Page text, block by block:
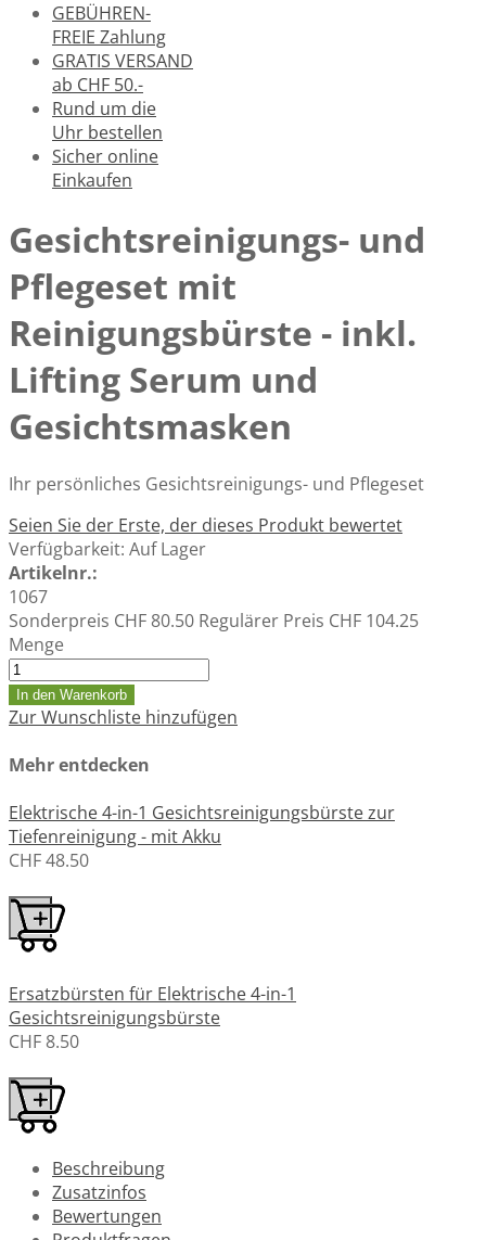
GEBÜHREN-
FREIE Zahlung
GRATIS VERSAND
ab CHF 50.-
Rund um die
Uhr bestellen
Sicher online
Einkaufen
Gesichtsreinigungs- und
Pflegeset mit
Reinigungsbürste - inkl.
Lifting Serum und
Gesichtsmasken
Ihr persönliches Gesichtsreinigungs- und Pflegeset
Seien Sie der Erste, der dieses Produkt bewertet
Verfügbarkeit: Auf Lager
Artikelnr.:
1067
Sonderpreis CHF 80.50 Regulärer Preis CHF 104.25
Menge
In den Warenkorb
Zur Wunschliste hinzufügen
Mehr entdecken
Elektrische 4-in-1 Gesichtsreinigungsbürste zur
Tiefenreinigung - mit Akku
CHF 48.50
Ersatzbürsten für Elektrische 4-in-1
Gesichtsreinigungsbürste
CHF 8.50
Beschreibung
Zusatzinfos
Bewertungen